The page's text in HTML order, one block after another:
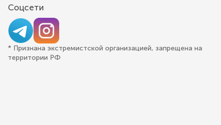
Соцсети
* Признана экстремистской организацией, запрещена на
территории РФ